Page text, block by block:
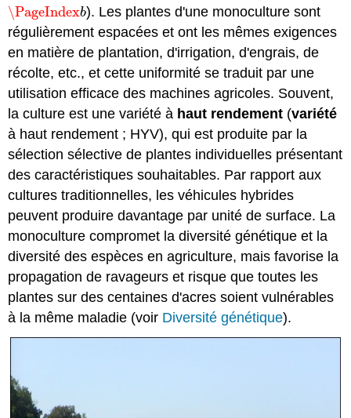
\PageIndexb
\PageIndexb). Les plantes d'une monoculture sont
régulièrement espacées et ont les mêmes exigences
en matière de plantation, d'irrigation, d'engrais, de
récolte, etc., et cette uniformité se traduit par une
utilisation efficace des machines agricoles. Souvent,
la culture est une variété à haut rendement (variété
à haut rendement ; HYV), qui est produite par la
sélection sélective de plantes individuelles présentant
des caractéristiques souhaitables. Par rapport aux
cultures traditionnelles, les véhicules hybrides
peuvent produire davantage par unité de surface. La
monoculture compromet la diversité génétique et la
diversité des espèces en agriculture, mais favorise la
propagation de ravageurs et risque que toutes les
plantes sur des centaines d'acres soient vulnérables
à la même maladie (voir Diversité génétique).